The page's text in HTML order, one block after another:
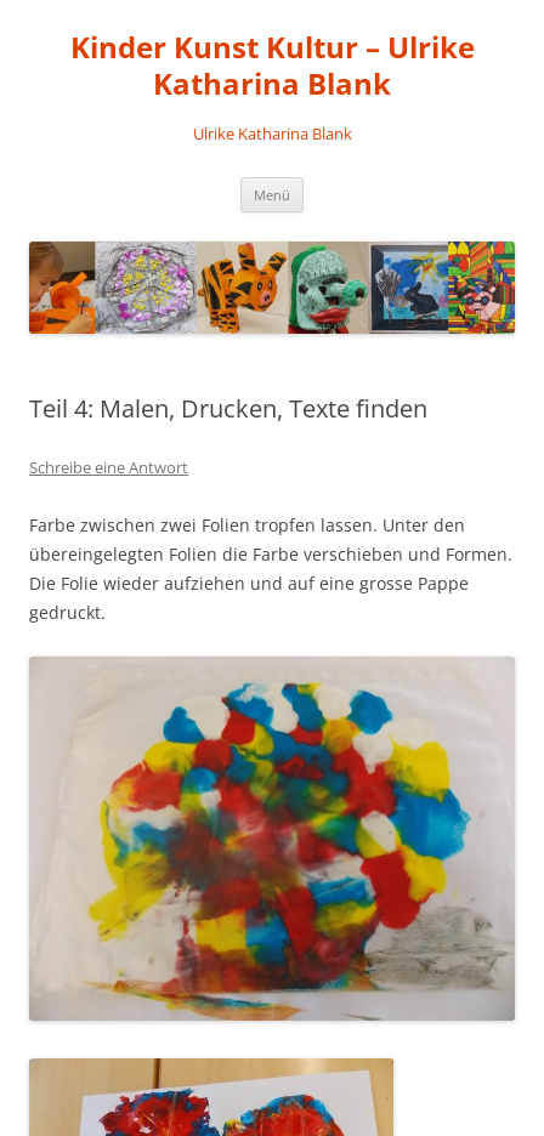
Kinder Kunst Kultur – Ulrike
Katharina Blank
Ulrike Katharina Blank
Menü
Teil 4: Malen, Drucken, Texte finden
Schreibe eine Antwort
Farbe zwischen zwei Folien tropfen lassen. Unter den
übereingelegten Folien die Farbe verschieben und Formen.
Die Folie wieder aufziehen und auf eine grosse Pappe
gedruckt.